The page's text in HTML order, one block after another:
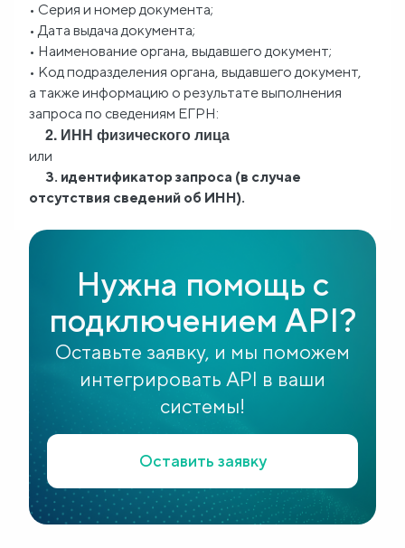
• Серия и номер документа;
• Дата выдача документа;
• Наименование органа, выдавшего документ;
• Код подразделения органа, выдавшего документ,
а также информацию о результате выполнения
запроса по сведениям ЕГРН:
2. ИНН физического лица
или
3. идентификатор запроса (в случае
отсутствия сведений об ИНН).
Нужна помощь с
подключением API?
Оставьте заявку, и мы поможем
интегрировать API в ваши
системы!
Оставить заявку